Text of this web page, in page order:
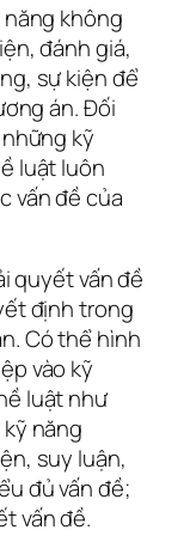
năng không
đánh giá,
sự kiện để
án. Đối
kỹ
luật luôn
vấn đề của
quyết vấn đề
định trong
Có thể hình
vào kỹ
luật như
năng
suy luận,
đủ vấn đề;
vấn đề.